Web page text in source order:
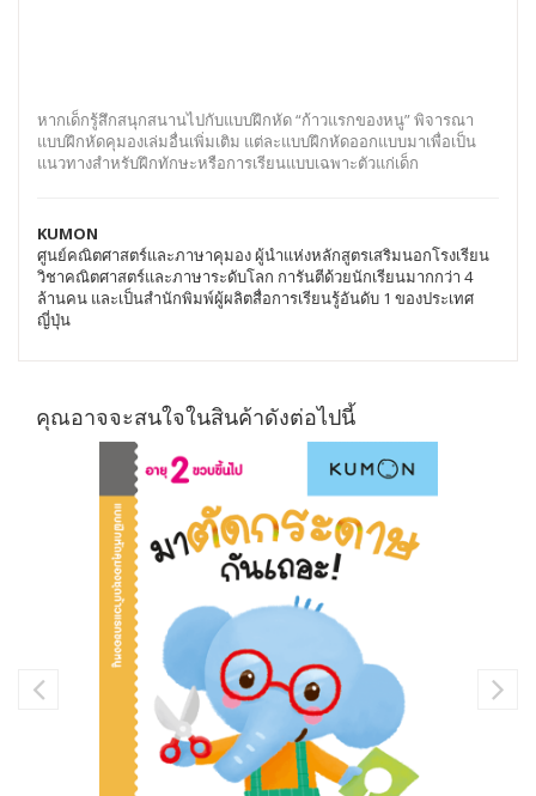
หากเด็กรู้สึกสนุกสนานไปกับแบบฝึกหัด “ก้าวแรกของหนู” พิจารณา
แบบฝึกหัดคุมองเล่มอื่นเพิ่มเติม แต่ละแบบฝึกหัดออกแบบมาเพื่อเป็น
แนวทางสำหรับฝึกทักษะหรือการเรียนแบบเฉพาะตัวแก่เด็ก
KUMON
ศูนย์คณิตศาสตร์และภาษาคุมอง ผู้นำแห่งหลักสูตรเสริมนอกโรงเรียน
วิชาคณิตศาสตร์และภาษาระดับโลก การันตีด้วยนักเรียนมากกว่า 4
ล้านคน และเป็นสำนักพิมพ์ผู้ผลิตสื่อการเรียนรู้อันดับ 1 ของประเทศ
ญี่ปุ่น
คุณอาจจะสนใจในสินค้าดังต่อไปนี้